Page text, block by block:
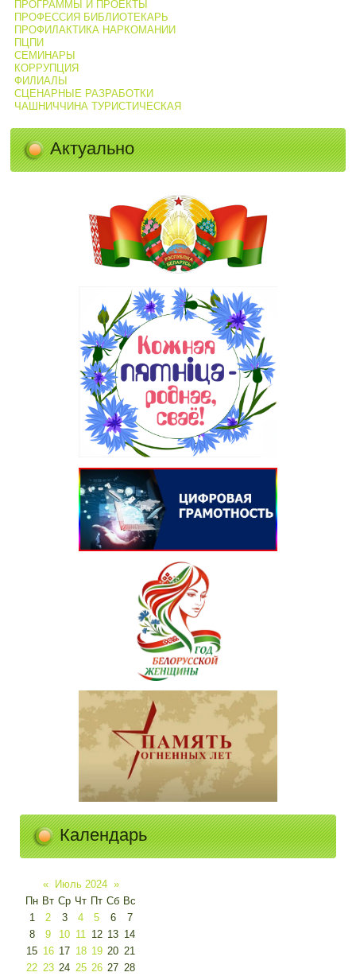
ПРОГРАММЫ И ПРОЕКТЫ
ПРОФЕССИЯ БИБЛИОТЕКАРЬ
ПРОФИЛАКТИКА НАРКОМАНИИ
ПЦПИ
СЕМИНАРЫ
КОРРУПЦИЯ
ФИЛИАЛЫ
СЦЕНАРНЫЕ РАЗРАБОТКИ
ЧАШНИЧЧИНА ТУРИСТИЧЕСКАЯ
Актуально
Календарь
« Июль 2024 »
Пн Вт Ср Чт Пт Сб Вс
1
2 3 4 5 6
7
8
9 10 11 12 13 14
15 16 17 18 19 20 21
22 23 24 25 26 27 28